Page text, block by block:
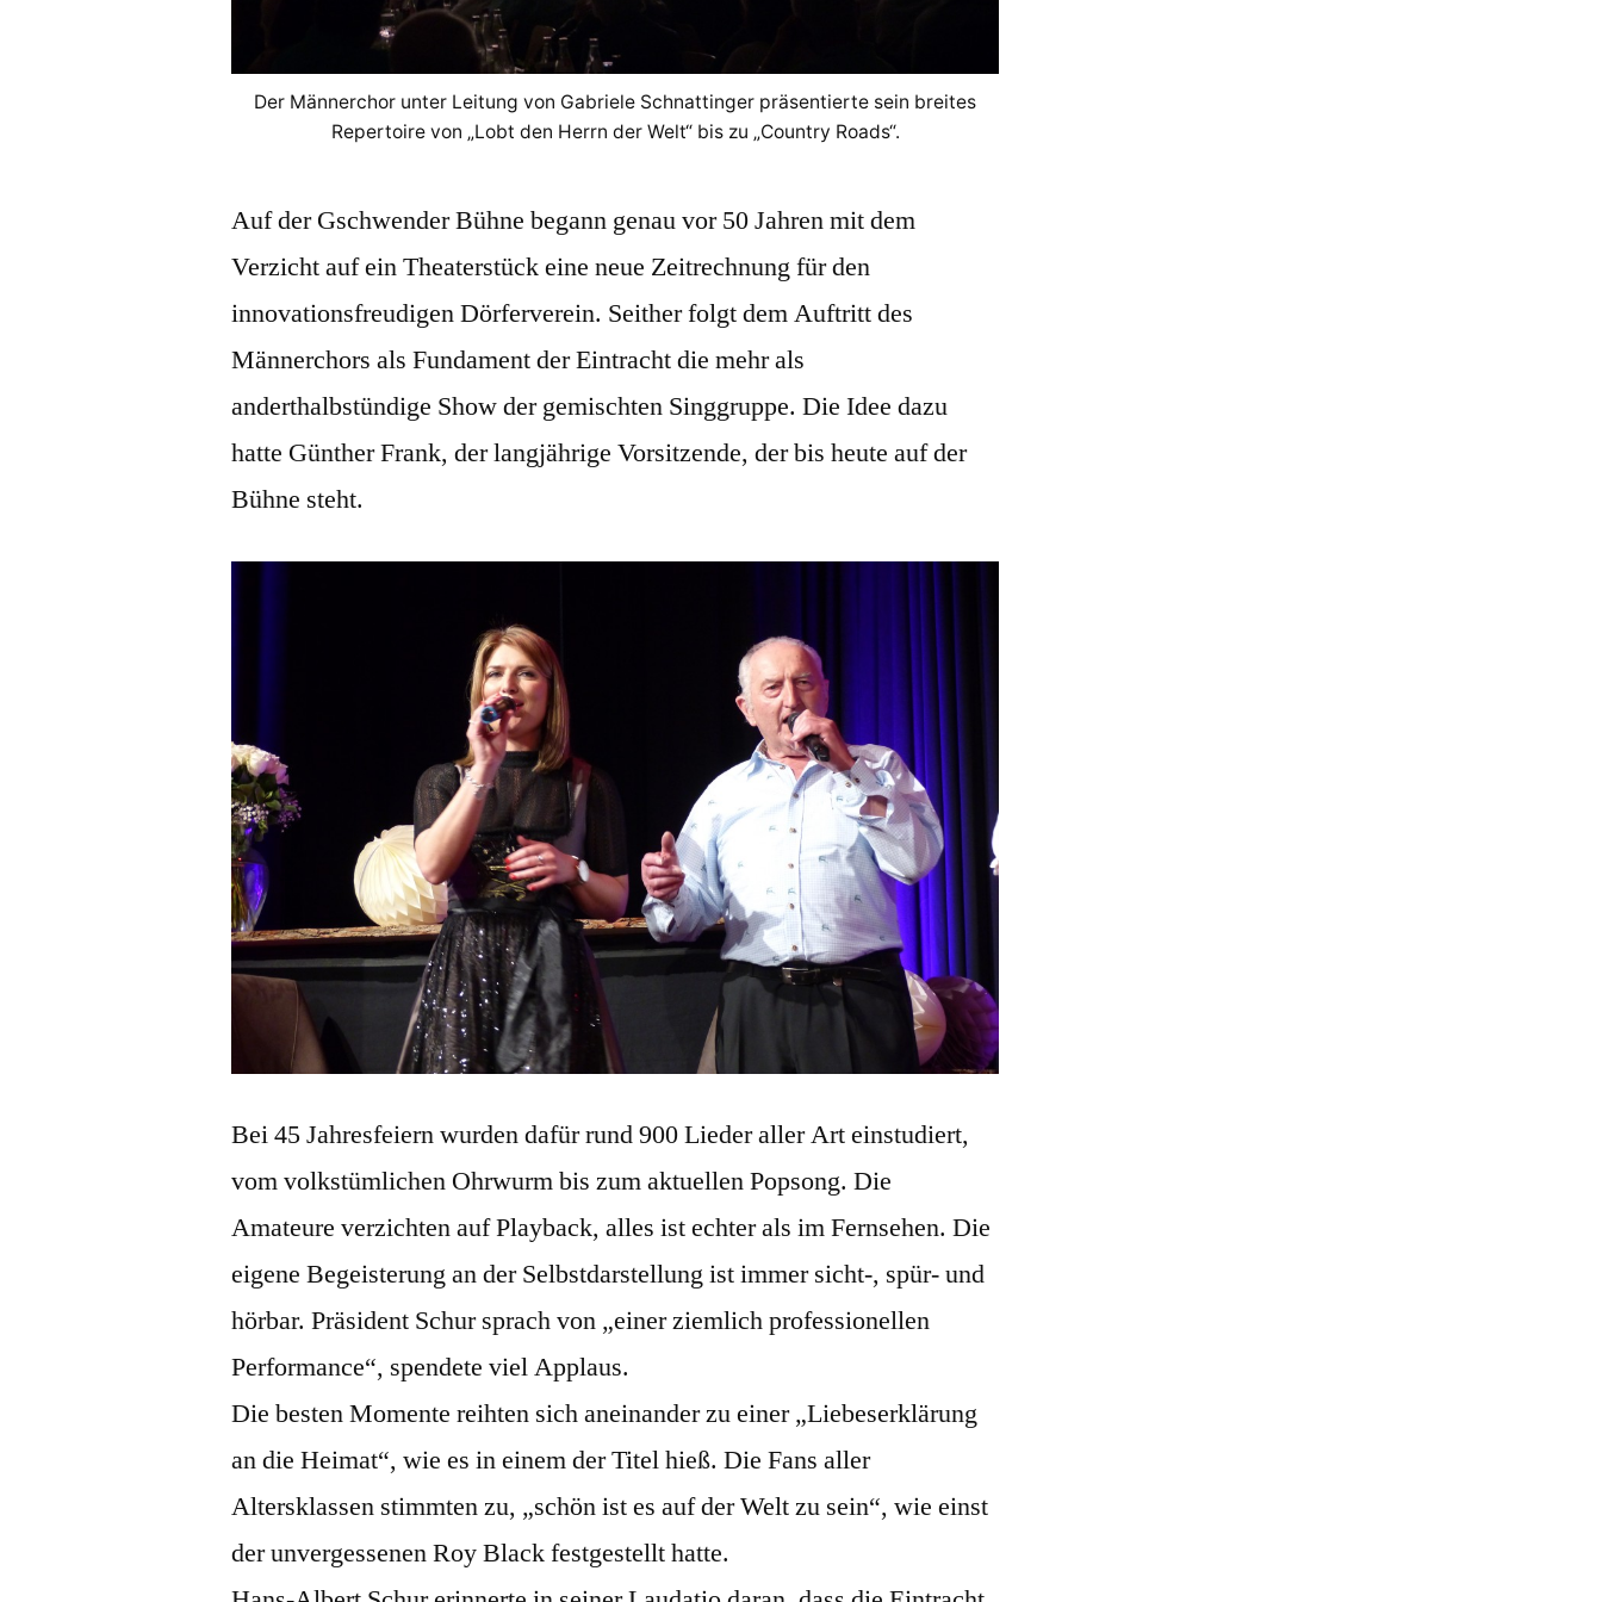
Der Männerchor unter Leitung von Gabriele Schnattinger präsentierte sein breites
Repertoire von „Lobt den Herrn der Welt“ bis zu „Country Roads“.
Auf der Gschwender Bühne begann genau vor 50 Jahren mit dem
Verzicht auf ein Theaterstück eine neue Zeitrechnung für den
innovationsfreudigen Dörferverein. Seither folgt dem Auftritt des
Männerchors als Fundament der Eintracht die mehr als
anderthalbstündige Show der gemischten Singgruppe. Die Idee dazu
hatte Günther Frank, der langjährige Vorsitzende, der bis heute auf der
Bühne steht.
Bei 45 Jahresfeiern wurden dafür rund 900 Lieder aller Art einstudiert,
vom volkstümlichen Ohrwurm bis zum aktuellen Popsong. Die
Amateure verzichten auf Playback, alles ist echter als im Fernsehen. Die
eigene Begeisterung an der Selbstdarstellung ist immer sicht-, spür- und
hörbar. Präsident Schur sprach von „einer ziemlich professionellen
Performance“, spendete viel Applaus.
Die besten Momente reihten sich aneinander zu einer „Liebeserklärung
an die Heimat“, wie es in einem der Titel hieß. Die Fans aller
Altersklassen stimmten zu, „schön ist es auf der Welt zu sein“, wie einst
der unvergessenen Roy Black festgestellt hatte.